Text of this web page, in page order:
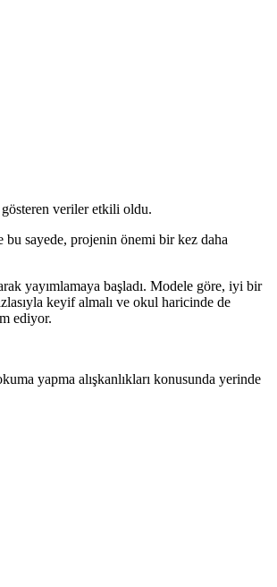
gösteren veriler etkili oldu.
sayede, projenin önemi bir kez daha
yayımlamaya başladı. Modele göre, iyi bir
keyif almalı ve okul haricinde de
ediyor.
yapma alışkanlıkları konusunda yerinde